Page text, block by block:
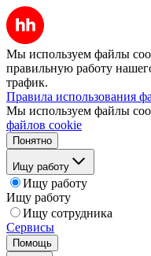
Мы используем файлы
правильную работу
трафик.
Правила использования
Мы используем файлы
файлов cookie
Понятно
Ищу работу
Ищу работу
Ищу работу
Ищу сотрудника
Сервисы
Помощь